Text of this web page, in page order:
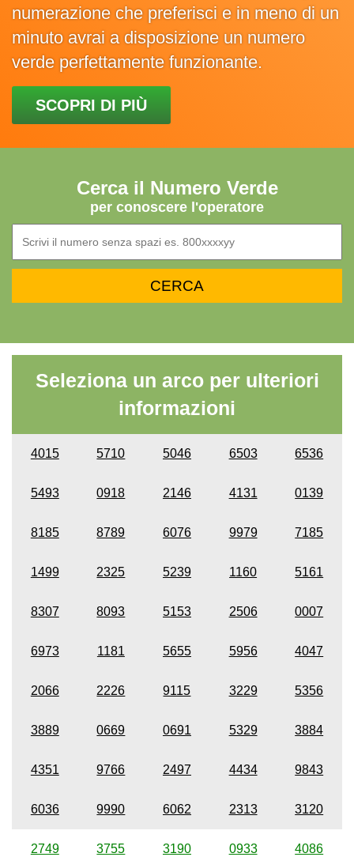
numerazione che preferisci e in meno di un
minuto avrai a disposizione un numero
verde perfettamente funzionante.
SCOPRI DI PIÙ
Cerca il Numero Verde
per conoscere l'operatore
Seleziona un arco per ulteriori
informazioni
4015 5710 5046 6503 6536
5493 0918 2146 4131 0139
8185 8789 6076 9979 7185
1499 2325 5239 1160 5161
8307 8093 5153 2506 0007
6973 1181 5655 5956 4047
2066 2226 9115 3229 5356
3889 0669 0691 5329 3884
4351 9766 2497 4434 9843
6036 9990 6062 2313 3120
2749 3755 3190 0933 4086